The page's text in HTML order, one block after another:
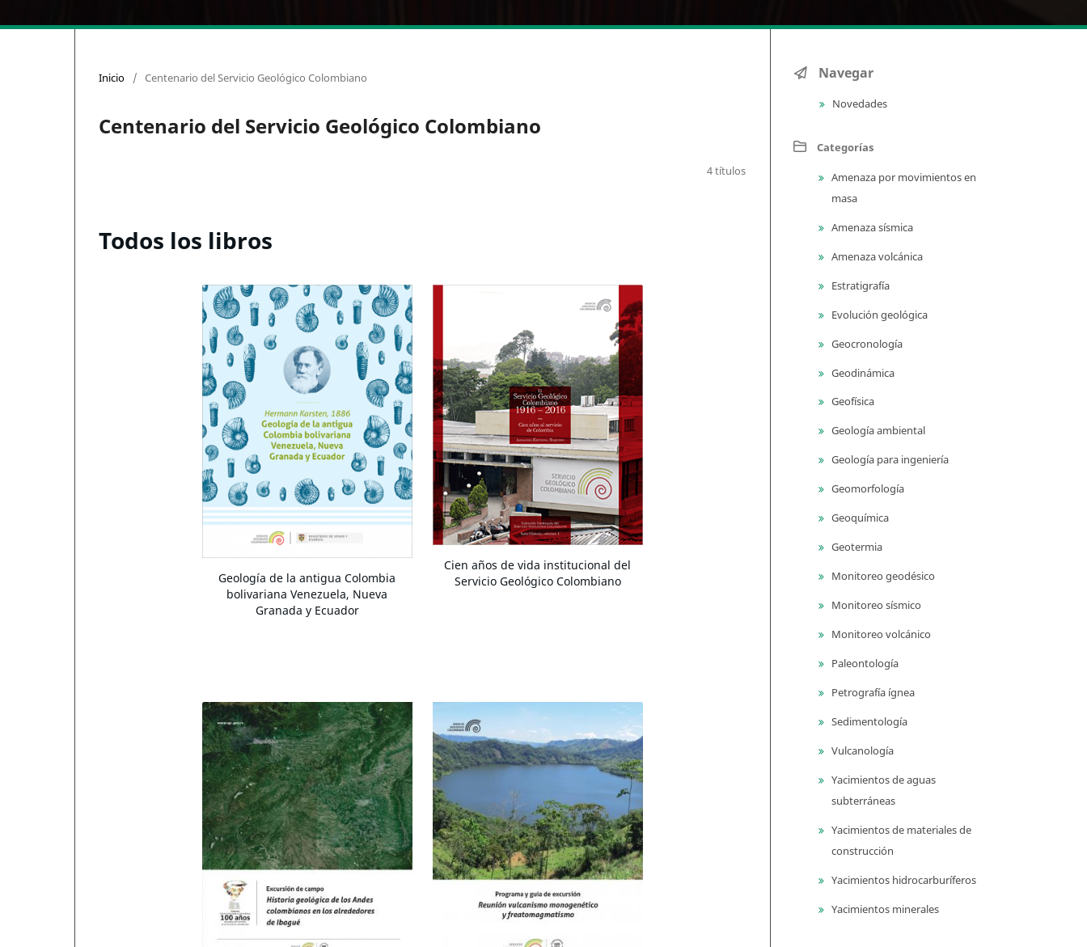
Inicio / Centenario del Servicio Geológico Colombiano
Centenario del Servicio Geológico Colombiano
4 títulos
Todos los libros
Geología de la antigua Colombia
bolivariana Venezuela, Nueva
Granada y Ecuador
Cien años de vida institucional del
Servicio Geológico Colombiano
Navegar
Novedades
Categorías
Amenaza por movimientos en
masa
Amenaza sísmica
Amenaza volcánica
Estratigrafía
Evolución geológica
Geocronología
Geodinámica
Geofísica
Geología ambiental
Geología para ingeniería
Geomorfología
Geoquímica
Geotermia
Monitoreo geodésico
Monitoreo sísmico
Monitoreo volcánico
Paleontología
Petrografía ígnea
Sedimentología
Vulcanología
Yacimientos de aguas
subterráneas
Yacimientos de materiales de
construcción
Yacimientos hidrocarburíferos
Yacimientos minerales